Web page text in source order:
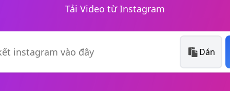
Tải Video từ Instagram
Dán